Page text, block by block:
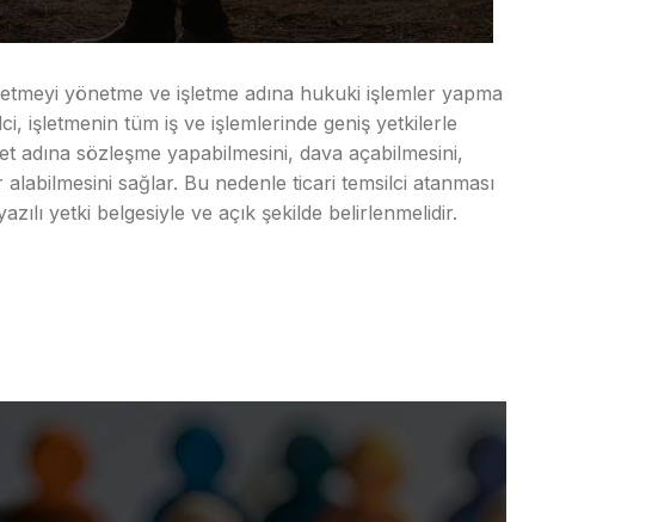
yönetme ve işletme adına hukuki işlemler yapma
işletmenin tüm iş ve işlemlerinde geniş yetkilerle
adına sözleşme yapabilmesini, dava açabilmesini,
sağlar. Bu nedenle ticari temsilci atanması
yetki belgesiyle ve açık şekilde belirlenmelidir.